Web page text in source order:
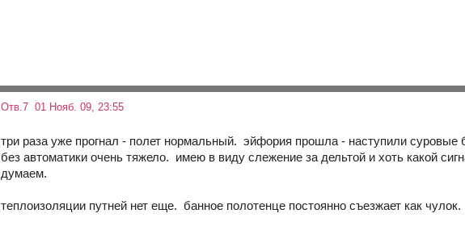
Отв.7 01 Нояб. 09, 23:55
три раза уже прогнал - полет нормальный. эйфория прошла - наступили суровые
без автоматики очень тяжело. имею в виду слежение за дельтой и хоть какой
думаем.
теплоизоляции путней нет еще. банное полотенце постоянно съезжает как чулок.